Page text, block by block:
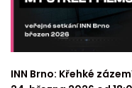
INN Brno: Křehké